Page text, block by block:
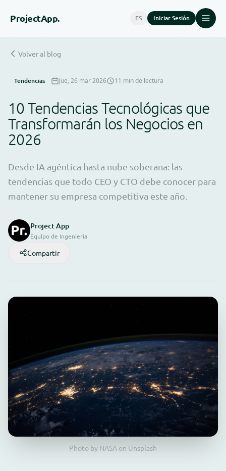
ProjectApp. ES Iniciar Sesión
Volver al blog
Tendencias Jue, 26 mar 2026 11 min de lectura
10 Tendencias Tecnológicas que
Transformarán los Negocios en
2026
Desde IA agéntica hasta nube soberana: las
tendencias que todo CEO y CTO debe conocer para
mantener su empresa competitiva este año.
Project App
Equipo de Ingeniería
Compartir
Photo by NASA on Unsplash